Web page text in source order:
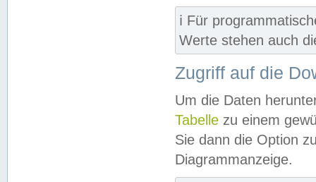
ℹ️ Für
Werte stehen auch
Zugriff auf die
Um die Daten
Tabelle zu einem
Sie dann die Option
Diagrammanzeige.